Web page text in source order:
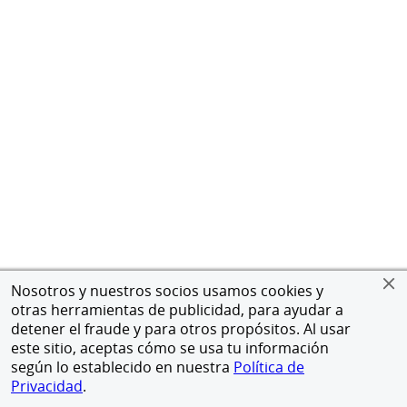
Nosotros y nuestros socios usamos cookies y
otras herramientas de publicidad, para ayudar a
detener el fraude y para otros propósitos. Al usar
este sitio, aceptas cómo se usa tu información
según lo establecido en nuestra Política de
Privacidad.